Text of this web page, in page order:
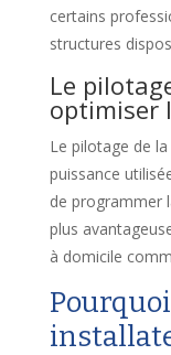
certains
structures
Le
optimiser
Le pilotage de
puissance
de programmer
plus
à domicile